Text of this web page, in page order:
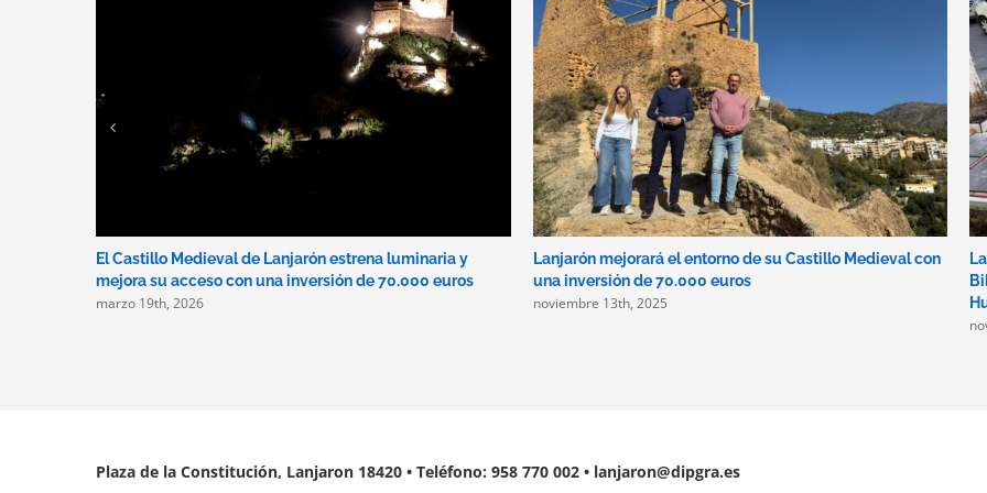
El Castillo Medieval de Lanjarón estrena luminaria y
mejora su acceso con una inversión de 70.000 euros
marzo 19th, 2026
Lanjarón mejorará el entorno de su Castillo Medieval con
una inversión de 70.000 euros
noviembre 13th, 2025
Plaza de la Constitución, Lanjaron 18420 • Teléfono: 958 770 002 • lanjaron@dipgra.es